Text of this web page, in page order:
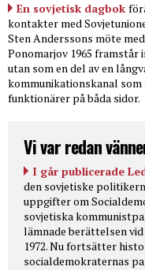
En sovjetisk dagbok
kontakter med
Sten Anderssons möte
Ponomarjov 1965 framstår
utan som en del av en
kommunikationskanal
funktionärer på båda sidor.
Vi var redan
I går publicerade
den sovjetiske
uppgifter om
sovjetiska
lämnade berättelsen
1972. Nu fortsätter
socialdemokraternas